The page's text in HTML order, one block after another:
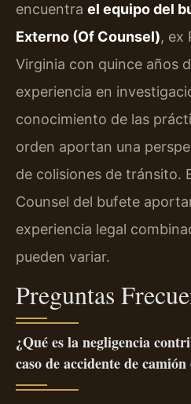
encuentra el equipo del
Externo (Of Counsel), ex
Virginia con quince años
experiencia en
conocimiento de las
orden aportan una
de colisiones de tránsito.
Counsel del bufete
experiencia legal
pueden variar.
Preguntas
¿Qué es la negligencia
caso de accidente de